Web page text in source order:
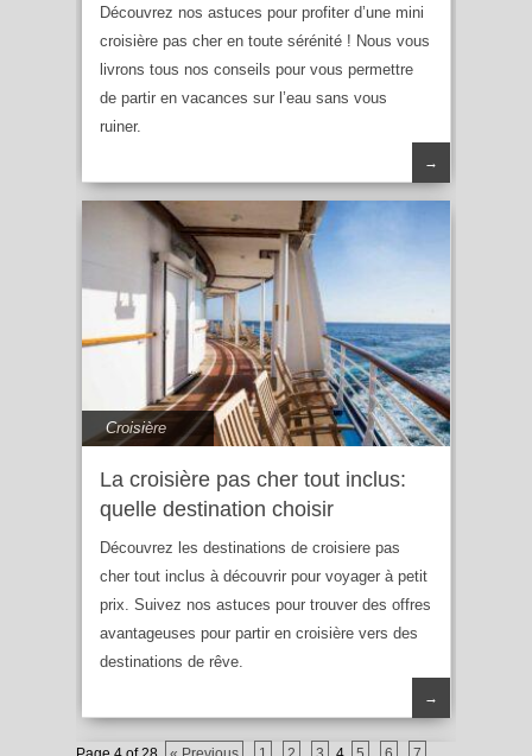
Découvrez nos astuces pour profiter d’une mini
croisière pas cher en toute sérénité ! Nous vous
livrons tous nos conseils pour vous permettre
de partir en vacances sur l’eau sans vous
ruiner.
→
Croisière
La croisière pas cher tout inclus:
quelle destination choisir
Découvrez les destinations de croisiere pas
cher tout inclus à découvrir pour voyager à petit
prix. Suivez nos astuces pour trouver des offres
avantageuses pour partir en croisière vers des
destinations de rêve.
→